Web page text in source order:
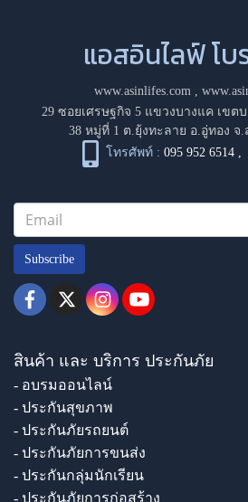
แอสอินไลฟ์ โบ
www.asinlifes.com,
29 ซอยเศรษฐกิจ 5 แขวงบางแค เขตบ
38 หมู่ที่ 1 ต.ยุ้งทะลาย อ.อู่ทอง จ
โทรศัพท์ : 095 952 6514
Subscribe
สินค้า และ บริการ ประกันภัย
- อบรมออนไลน์
- ประกันสุขภาพ
- ประกันภัยรถยนต์
- ประกันภัยการขนส่ง
- ประกันกลุ่มนักเรียน
- ประกันภัยการก่อสร้าง